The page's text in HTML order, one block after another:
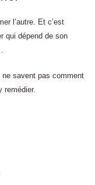
l’autre. Et c’est
qui dépend de son
savent pas comment
remédier.